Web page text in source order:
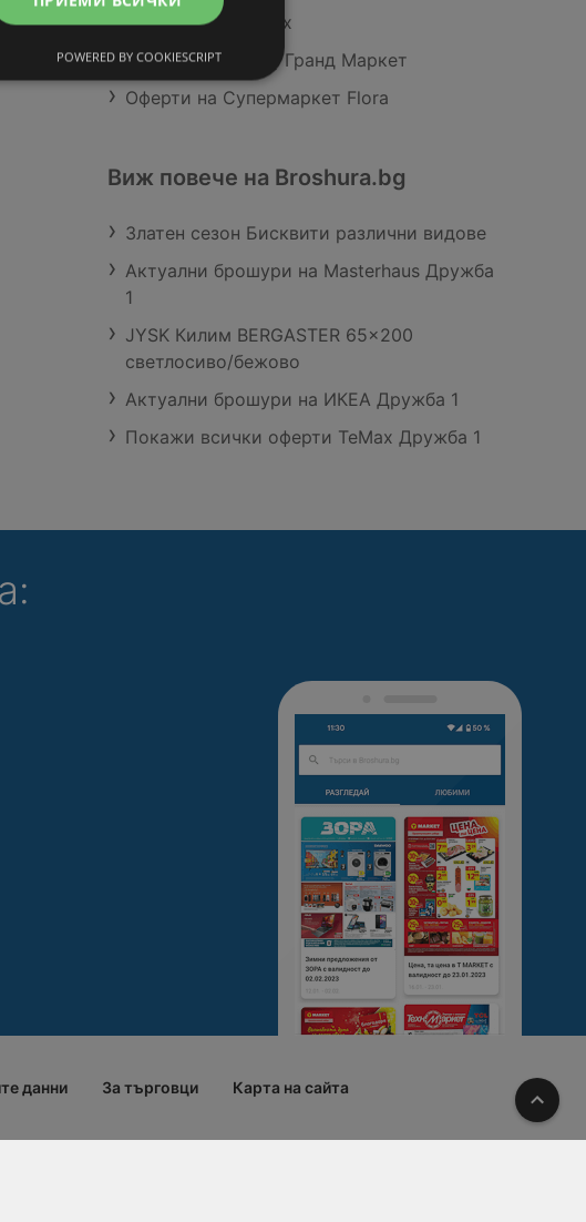
Оферти на HIT Max
Оферти на Жанет Гранд Маркет
Оферти на Супермаркет Flora
Виж повече на Broshura.bg
Златен сезон Бисквити различни видове
Актуални брошури на Masterhaus Дружба
1
JYSK Килим BERGASTER 65x200
светлосиво/бежово
Актуални брошури на ИКЕА Дружба 1
Покажи всички оферти TeMax Дружба 1
данни За търговци Карта на сайта
POWERED BY COOKIESCRIPT